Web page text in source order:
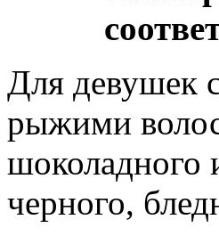
Для девушек
рыжими
шоколадного
черного,